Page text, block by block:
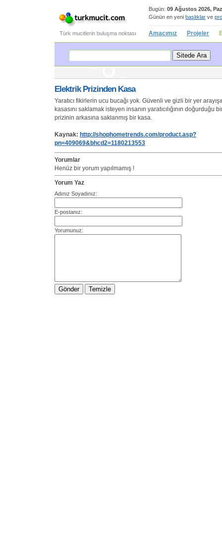
Bugün: 09 Ağustos 2026,
Günün en yeni başlıklar ve
Türk mucitlerin buluşma noktası Amacımız Projeler
Elektrik Prizinden Kasa
Yaratıcı fikirlerin ucu bucağı yok. Güvenli ve gizli bir yer
kasasını saklamak isteyen insanın yaratıcılığının doğurduğu
prizinin arkasına saklanmış bir kasa.
Kaynak: http://shophometrends.com/product.asp?
pn=409069&bhcd2=1180213553
Yorumlar
Henüz bir yorum yapılmamış !
Yorum Yaz
Adınız Soyadınız:
E-postanız:
Yorumunuz: